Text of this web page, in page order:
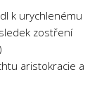
k urychlenému
zostření
aristokracie a